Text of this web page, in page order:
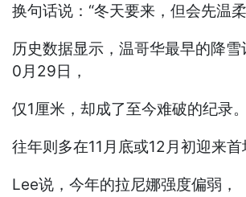
换句话说：“冬天要来，但会先温
历史数据显示，温哥华最早的降雪
0月29日，
仅1厘米，却成了至今难破的纪录。
往年则多在11月底或12月初迎来首
Lee说，今年的拉尼娜强度偏弱，